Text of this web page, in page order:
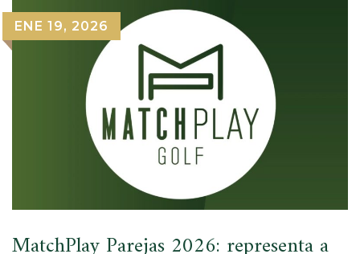
CENTRE
PRIVAT
SE
INCORPORA
COMO
EMPRESA
PATROCINADORA
DEL
REAL
CLUB
ENE 19, 2026
MatchPlay Parejas 2026: representa a